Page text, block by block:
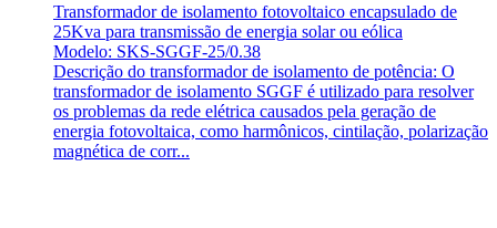
Transformador de isolamento fotovoltaico encapsulado de
25Kva para transmissão de energia solar ou eólica
Modelo: SKS-SGGF-25/0.38
Descrição do transformador de isolamento de potência: O
transformador de isolamento SGGF é utilizado para resolver
os problemas da rede elétrica causados pela geração de
energia fotovoltaica, como harmônicos, cintilação, polarização
magnética de corr...